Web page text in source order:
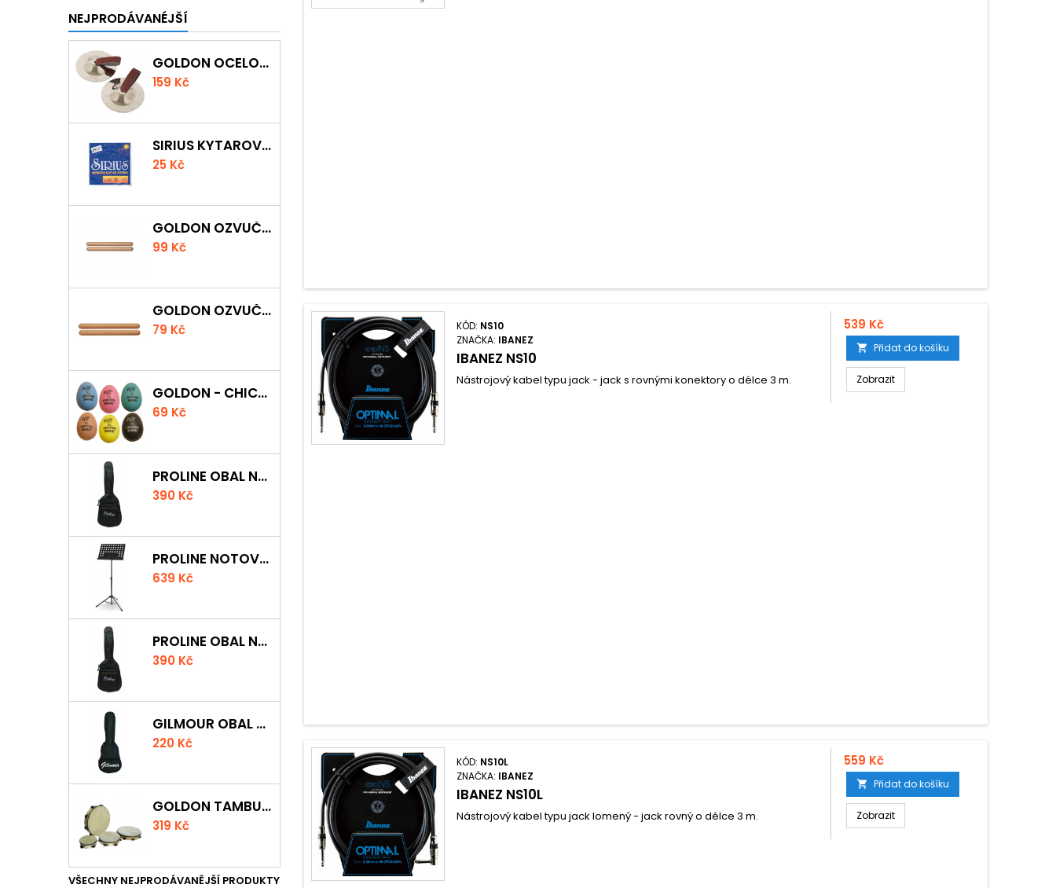
NEJPRODÁVANÉJŠÍ
GOLDON OCELOVÉ PRSTOVÉ ČINELKY
159 Kč
SIRIUS KYTAROVÁ STRUNA
25 Kč
GOLDON OZVUČNÁ DŘÍVKA 18 X 200MM
99 Kč
GOLDON OZVUČNÁ DŘÍVKA 15 X 150MM
79 Kč
GOLDON - CHICKEN SHAKER
69 Kč
PROLINE OBAL NA AKUSTICKOU KYTARU S 5 MM POLSTROVÁNÍM
390 Kč
PROLINE NOTOVÝ PULT ODLEHČENÝ
639 Kč
PROLINE OBAL NA KLASICKOU KYTARU S 5 MM POLSTROVÁNÍM
390 Kč
GILMOUR OBAL NA UKULELE CONCERT
220 Kč
GOLDON TAMBURÍNA S BLÁNOU A ČINELKY 20CM
319 Kč
VŠECHNY NEJPRODÁVANĚJŠÍ PRODUKTY
KÓD: NS10
ZNAČKA: IBANEZ
IBANEZ NS10
Nástrojový kabel typu jack - jack s rovnými konektory o délce 3 m.
539 Kč
 Přidat do košíku
Zobrazit
KÓD: NS10L
ZNAČKA: IBANEZ
IBANEZ NS10L
Nástrojový kabel typu jack lomený - jack rovný o délce 3 m.
559 Kč
 Přidat do košíku
Zobrazit